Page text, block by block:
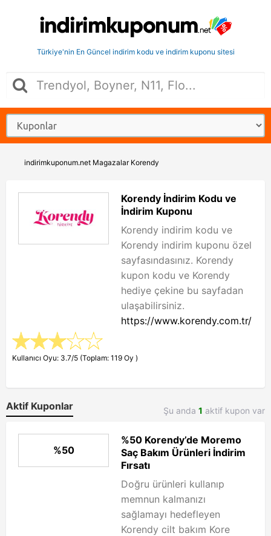
Türkiye'nin En Güncel indirim kodu ve indirim kuponu sitesi
indirimkuponum.net Magazalar Korendy
Korendy İndirim Kodu ve
İndirim Kuponu
Korendy indirim kodu ve
Korendy indirim kuponu özel
sayfasındasınız. Korendy
kupon kodu ve Korendy
hediye çekine bu sayfadan
ulaşabilirsiniz.
https://www.korendy.com.tr/
Kullanıcı Oyu: 3.7/5 (Toplam: 119 Oy )
Aktif Kuponlar Şu anda 1 aktif kupon var
%50
%50 Korendy’de Moremo
Saç Bakım Ürünleri İndirim
Fırsatı
Doğru ürünleri kullanıp
memnun kalmanızı
sağlamayı hedefleyen
Korendy cilt bakım Kore